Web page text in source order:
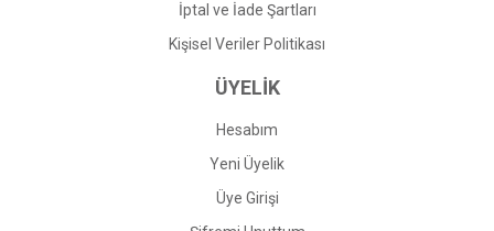
İptal ve İade Şartları
Kişisel Veriler Politikası
ÜYELİK
Hesabım
Yeni Üyelik
Üye Girişi